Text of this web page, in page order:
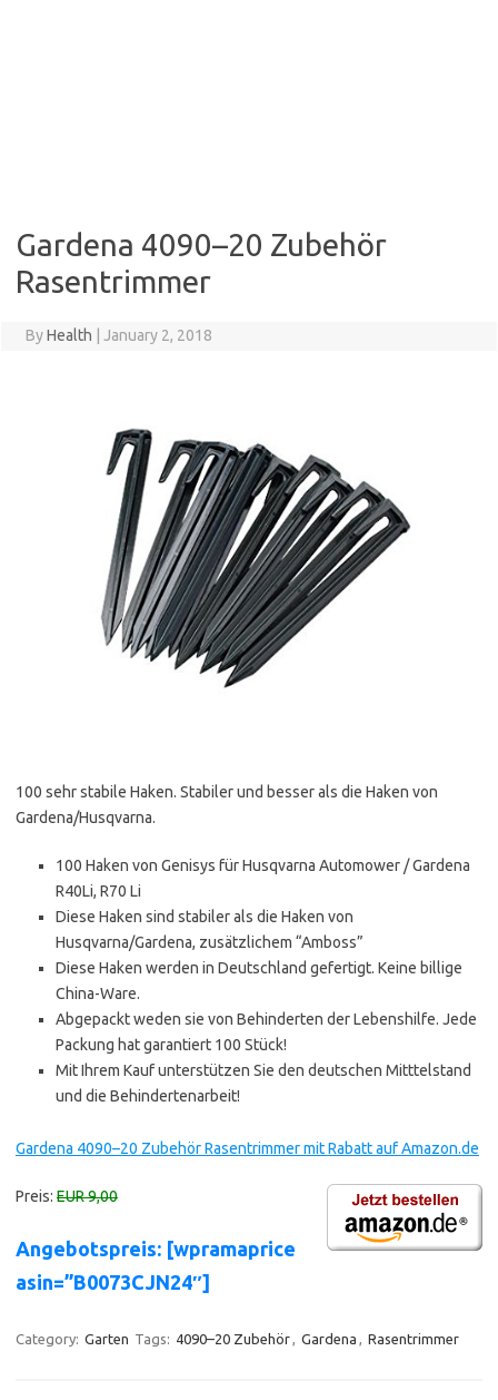
Gardena 4090–20 Zubehör
Rasentrimmer
ByHealth January 2, 2018
100 sehr stabile Haken. Stabiler und besser als die Haken von
Gardena/Husqvarna.
100 Haken von Genisys für Husqvarna Automower / Gardena
R40Li, R70 Li
Diese Haken sind stabiler als die Haken von
Husqvarna/Gardena, zusätzlichem “Amboss”
Diese Haken werden in Deutschland gefertigt. Keine billige
China-Ware.
Abgepackt weden sie von Behinderten der Lebenshilfe. Jede
Packung hat garantiert 100 Stück!
Mit Ihrem Kauf unterstützen Sie den deutschen Mitttelstand
und die Behindertenarbeit!
Gardena 4090–20 Zubehör Rasentrimmer mit Rabatt auf Amazon.de
Preis: EUR 9,00
Angebotspreis: [wpramaprice
asin=”B0073CJN24″]
Category: Garten Tags: 4090–20 Zubehör Gardena Rasentrimmer